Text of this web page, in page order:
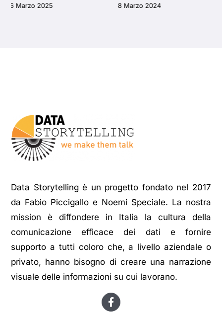
26 Marzo 2025 8 Marzo 2024
Data Storytelling è un progetto fondato nel 2017
da Fabio Piccigallo e Noemi Speciale. La nostra
mission è diffondere in Italia la cultura della
comunicazione efficace dei dati e fornire
supporto a tutti coloro che, a livello aziendale o
privato, hanno bisogno di creare una narrazione
visuale delle informazioni su cui lavorano.